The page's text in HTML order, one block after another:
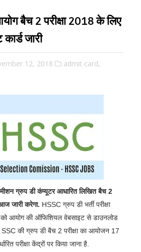
बैच 2 परीक्षा 2018 के लिए
जारी
12, 2018 admit card,
ग्रुप डी कंप्यूटर आधारित लिखित बैच 2
आज जारी करेगा. HSSC ग्रुप डी भर्ती परीक्षा
आयोग की ऑफिशियल वेबसाइट से डाउनलोड
SSC की ग्रुप डी बैच 2 परीक्षा का आयोजन 17
परीक्षा केंद्रों पर किया जाना है.